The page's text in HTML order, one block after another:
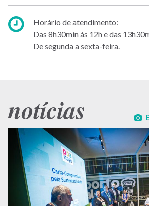
Horário
de
atendimento:
Horário de atendimento:
Das 8h30min às 12h e das
De segunda a sexta-feira.
notícias